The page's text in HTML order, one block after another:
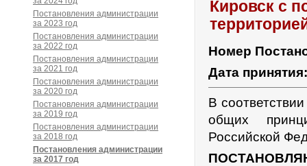
Кировск с
Номер
Дата
В
общих
Российской
Постановления администрации
за 2023 год
Постановления администрации
за 2022 год
Постановления администрации
за 2021 год
Постановления администрации
за 2020 год
Постановления администрации
за 2019 год
Постановления администрации
за 2018 год
Постановления администрации
за 2017 год